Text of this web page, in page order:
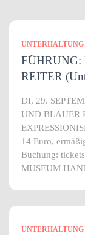
REITER
DI, 29.
UND BLAUER
14 Euro,
Buchung:
MUSEUM